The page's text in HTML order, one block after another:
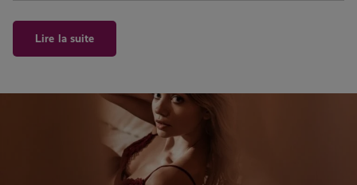
Lire la suite